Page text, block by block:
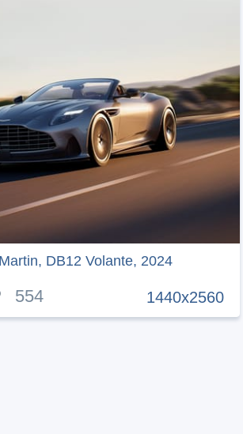
DB12 Volante, 2024
1440x2560
554